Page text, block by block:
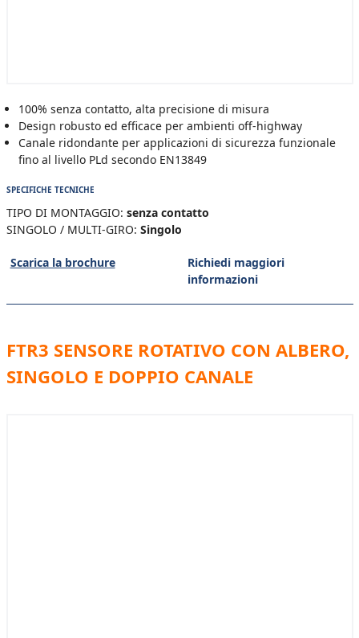
100% senza contatto, alta precisione di misura
Design robusto ed efficace per ambienti off-highway
Canale ridondante per applicazioni di sicurezza funzionale
fino al livello PLd secondo EN13849
SPECIFICHE TECNICHE
TIPO DI MONTAGGIO: senza contatto
SINGOLO / MULTI-GIRO: Singolo
Scarica la brochure
Richiedi maggiori
informazioni
FTR3 SENSORE ROTATIVO CON ALBERO,
SINGOLO E DOPPIO CANALE